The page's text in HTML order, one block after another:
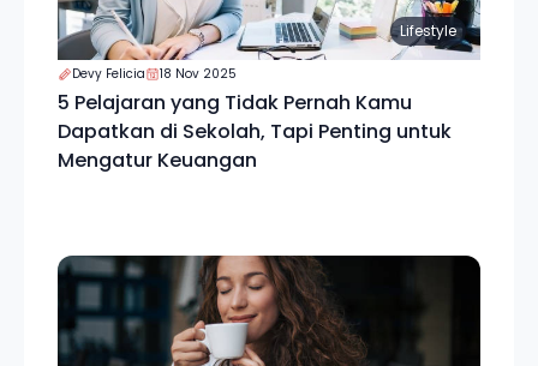
Lifestyle
Devy Felicia 18 Nov 2025
5 Pelajaran yang Tidak Pernah Kamu
Dapatkan di Sekolah, Tapi Penting untuk
Mengatur Keuangan